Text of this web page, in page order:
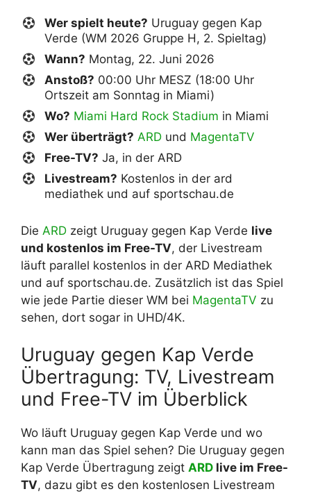
Wer spielt heute? Uruguay gegen Kap
Verde (WM 2026 Gruppe H, 2. Spieltag)
Wann? Montag, 22. Juni 2026
Anstoß? 00:00 Uhr MESZ (18:00 Uhr
Ortszeit am Sonntag in Miami)
Wo? Miami Hard Rock Stadium in Miami
Wer überträgt? ARD und MagentaTV
Free-TV? Ja, in der ARD
Livestream? Kostenlos in der ard
mediathek und auf sportschau.de
Die ARD zeigt Uruguay gegen Kap Verde live
und kostenlos im Free-TV, der Livestream
läuft parallel kostenlos in der ARD Mediathek
und auf sportschau.de. Zusätzlich ist das Spiel
wie jede Partie dieser WM bei MagentaTV zu
sehen, dort sogar in UHD/4K.
Uruguay gegen Kap Verde
Übertragung: TV, Livestream
und Free-TV im Überblick
Wo läuft Uruguay gegen Kap Verde und wo
kann man das Spiel sehen? Die Uruguay gegen
Kap Verde Übertragung zeigt ARD live im Free-
TV, dazu gibt es den kostenlosen Livestream